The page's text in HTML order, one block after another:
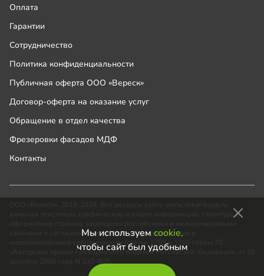
Мы используем cookie,
чтобы сайт был удобным
Оплата
Гарантии
Сотрудничество
Политика конфиденциальности
Публичная оферта ООО «Вереск»
Договор-оферта на оказание услуг
Обращение в отдел качества
Фрезеровки фасадов МДФ
Контакты
включая текстовую, графическую и видео информацию, структуру и
законами и соглашениями об охране авторских прав и
интеллектуальной собственности (статьи 1259 и 1260 главы 70
«Авторское право» Гражданского Кодекса Российской Федерации от 18